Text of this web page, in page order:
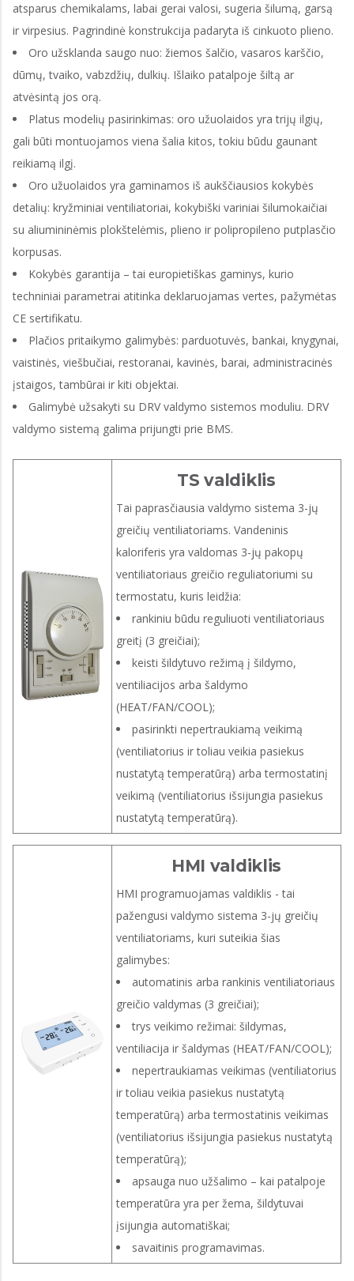
atsparus chemikalams, labai gerai valosi, sugeria šilumą, garsą
ir virpesius. Pagrindinė konstrukcija padaryta iš cinkuoto plieno.
Oro užsklanda saugo nuo: žiemos šalčio, vasaros karščio,
dūmų, tvaiko, vabzdžių, dulkių. Išlaiko patalpoje šiltą ar
atvėsintą jos orą.
Platus modelių pasirinkimas: oro užuolaidos yra trijų ilgių,
gali būti montuojamos viena šalia kitos, tokiu būdu gaunant
reikiamą ilgį.
Oro užuolaidos yra gaminamos iš aukščiausios kokybės
detalių: kryžminiai ventiliatoriai, kokybiški variniai šilumokaičiai
su aliumininėmis plokštelėmis, plieno ir polipropileno putplasčio
korpusas.
Kokybės garantija – tai europietiškas gaminys, kurio
techniniai parametrai atitinka deklaruojamas vertes, pažymėtas
CE sertifikatu.
Plačios pritaikymo galimybės: parduotuvės, bankai, knygynai,
vaistinės, viešbučiai, restoranai, kavinės, barai, administracinės
įstaigos, tambūrai ir kiti objektai.
Galimybė užsakyti su DRV valdymo sistemos moduliu. DRV
valdymo sistemą galima prijungti prie BMS.
TS valdiklis
Tai paprasčiausia valdymo sistema 3-jų
greičių ventiliatoriams. Vandeninis
kaloriferis yra valdomas 3-jų pakopų
ventiliatoriaus greičio reguliatoriumi su
termostatu, kuris leidžia:
rankiniu būdu reguliuoti ventiliatoriaus
greitį (3 greičiai);
keisti šildytuvo režimą į šildymo,
ventiliacijos arba šaldymo
(HEAT/FAN/COOL);
pasirinkti nepertraukiamą veikimą
(ventiliatorius ir toliau veikia pasiekus
nustatytą temperatūrą) arba termostatinį
veikimą (ventiliatorius išsijungia pasiekus
nustatytą temperatūrą).
HMI valdiklis
HMI programuojamas valdiklis - tai
pažengusi valdymo sistema 3-jų greičių
ventiliatoriams, kuri suteikia šias
galimybes:
automatinis arba rankinis ventiliatoriaus
greičio valdymas (3 greičiai);
trys veikimo režimai: šildymas,
ventiliacija ir šaldymas (HEAT/FAN/COOL);
nepertraukiamas veikimas (ventiliatorius
ir toliau veikia pasiekus nustatytą
temperatūrą) arba termostatinis veikimas
(ventiliatorius išsijungia pasiekus nustatytą
temperatūrą);
apsauga nuo užšalimo – kai patalpoje
temperatūra yra per žema, šildytuvai
įsijungia automatiškai;
savaitinis programavimas.